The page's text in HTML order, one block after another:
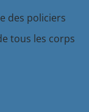
des policiers
tous les corps